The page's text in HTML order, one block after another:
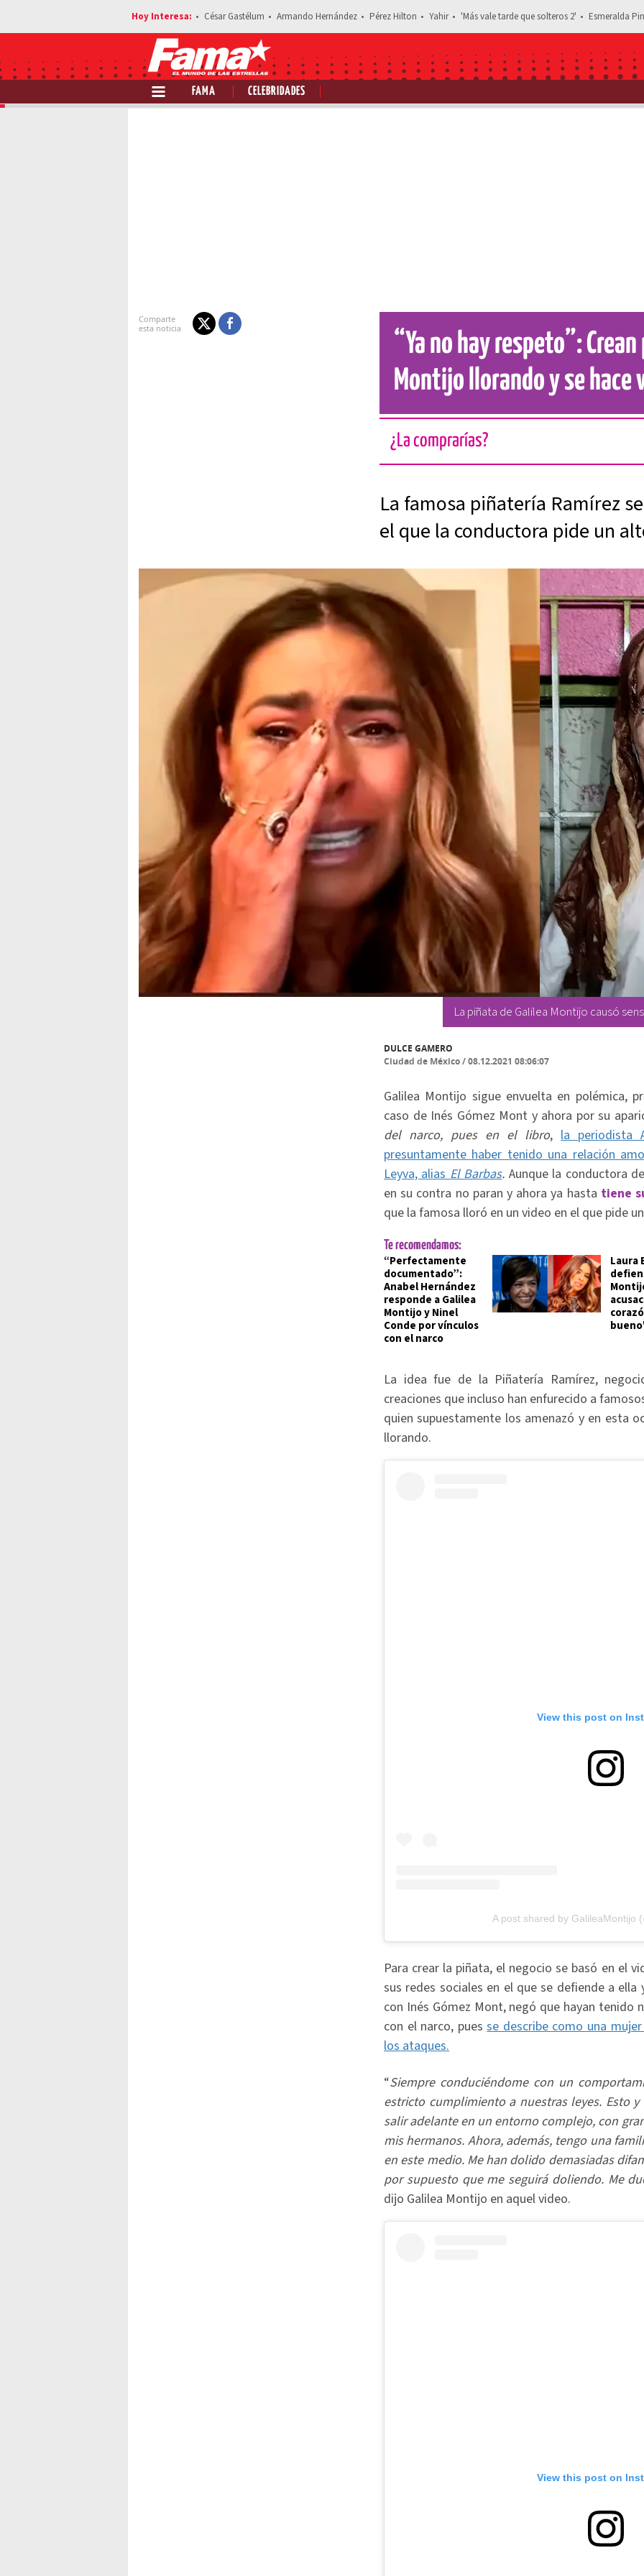
César Gastélum Armando Hernández Pérez Hilton Yahir 'Más vale tarde que solteros 2' Esmeralda
FAMA CELEBRIDADES
Estás leyendo: “Ya no hay
“Ya no hay respeto”:
Montijo llorando y se hace
¿La comprarías?
La famosa piñatería Ramírez
el que la conductora pide un
La piñata de Galilea Montijo causó
DULCE GAMERO
Ciudad de México/08.12.2021 08:06:07
Galilea Montijo sigue envuelta en polémica,
caso de Inés Gómez Mont y ahora por su
del narco, pues en el libro, la periodista
presuntamente haber tenido una relación
Leyva, aliasEl Barbas. Aunque la conductora de
en su contra no paran y ahora ya hasta tiene
que la famosa lloró en un video en el que pide
Te recomendamos:
“Perfectamente
documentado”:
Anabel Hernández
responde a Galilea
Montijo y Ninel
Conde por vínculos
con el narco
Laura
La idea fue de la Piñatería Ramírez,
creaciones que incluso han enfurecido a
quien supuestamente los amenazó y en esta
llorando.
View this post on
A post shared by GalileaMontijo
Para crear la piñata, el negocio se basó en el
sus redes sociales en el que se defiende a
con Inés Gómez Mont, negó que hayan tenido
con el narco, puesse describe como una
los ataques.
“Siempre conduciéndome con un
estricto cumplimiento a nuestras leyes. Esto
salir adelante en un entorno complejo, con
mis hermanos. Ahora, además, tengo una
en este medio. Me han dolido demasiadas
por supuesto que me seguirá doliendo. Me
dijo Galilea Montijo en aquel video.
View this post on